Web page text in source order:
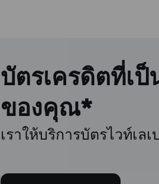
บัตรเครดิตที่เ
ของคุณ*
เราให้บริการบัตรไวท์เล